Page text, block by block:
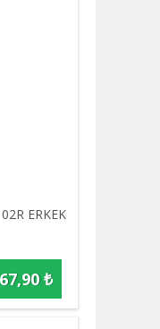
ERKEK
₺